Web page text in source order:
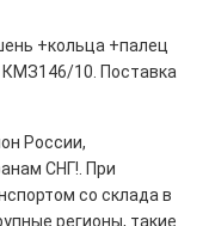
+кольца +палец
10. Поставка
России,
СНГ!. При
со склада в
регионы, такие